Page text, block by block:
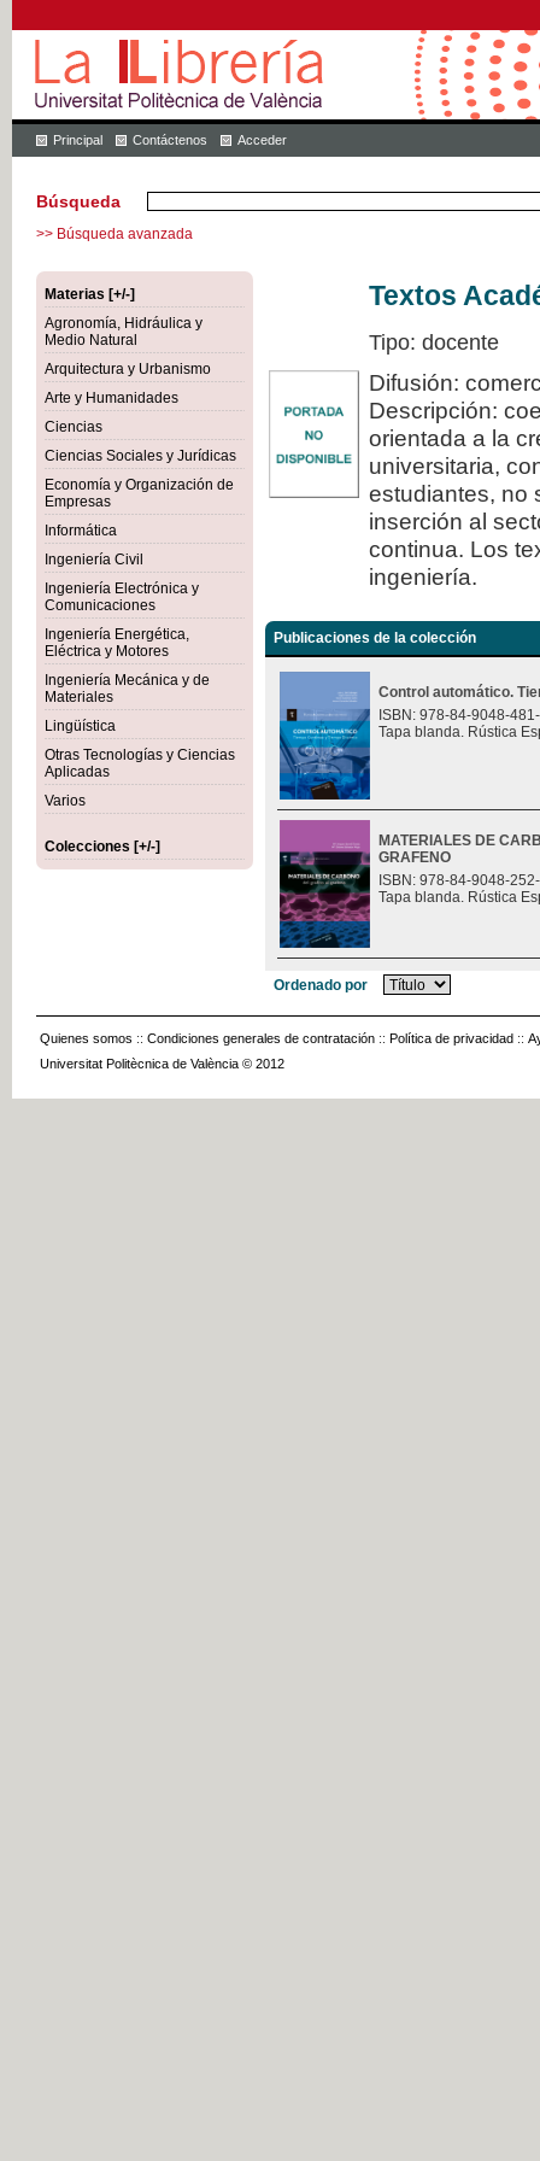
Principal Contáctenos Acceder
Búsqueda
>> Búsqueda avanzada
Materias [+/-]
Agronomía, Hidráulica y
Medio Natural
Arquitectura y Urbanismo
Arte y Humanidades
Ciencias
Ciencias Sociales y Jurídicas
Economía y Organización de
Empresas
Informática
Ingeniería Civil
Ingeniería Electrónica y
Comunicaciones
Ingeniería Energética,
Eléctrica y Motores
Ingeniería Mecánica y de
Materiales
Lingüística
Otras Tecnologías y Ciencias
Aplicadas
Varios
Colecciones [+/-]
Textos
Tipo: docente
Difusión:
Descripción:
orientada a la
universitaria,
estudiantes, no
inserción al
continua. Los
ingeniería.
Publicaciones de la colección
Control automático.
ISBN: 978-84-9048-
Tapa blanda. Rústica
MATERIALES DE
GRAFENO
ISBN: 978-84-9048-
Tapa blanda. Rústica
Ordenado por
Quienes somos :: Condiciones generales de contratación :: Política de privacidad ::
Universitat Politècnica de València © 2012